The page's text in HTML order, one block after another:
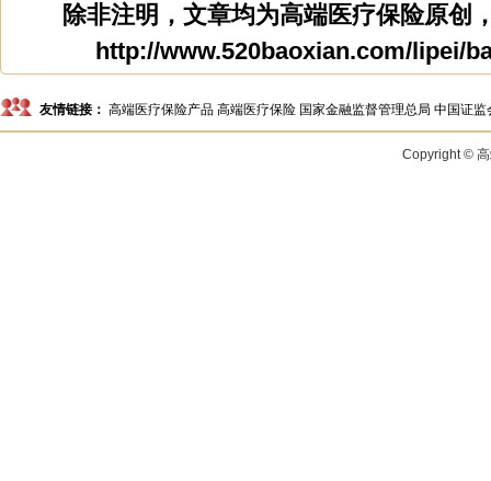
除非注明，文章均为高端医疗保险原创
http://www.520baoxian.com/lipei/
友情链接： 高端医疗保险产品 高端医疗保险 国家金融监督管理总局 中国证监
Copyright ©